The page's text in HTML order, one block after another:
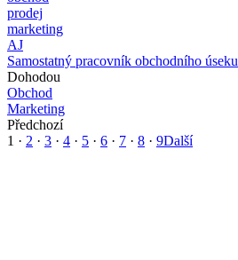
prodej
marketing
AJ
Samostatný pracovník obchodního úseku
Dohodou
Obchod
Marketing
Předchozí
1 · 2 · 3 · 4 · 5 · 6 · 7 · 8 · 9Další